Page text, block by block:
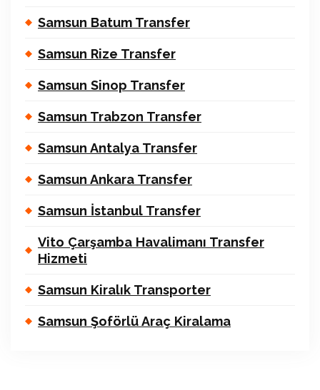
Samsun Batum Transfer
Samsun Rize Transfer
Samsun Sinop Transfer
Samsun Trabzon Transfer
Samsun Antalya Transfer
Samsun Ankara Transfer
Samsun İstanbul Transfer
Vito Çarşamba Havalimanı Transfer
Hizmeti
Samsun Kiralık Transporter
Samsun Şoförlü Araç Kiralama